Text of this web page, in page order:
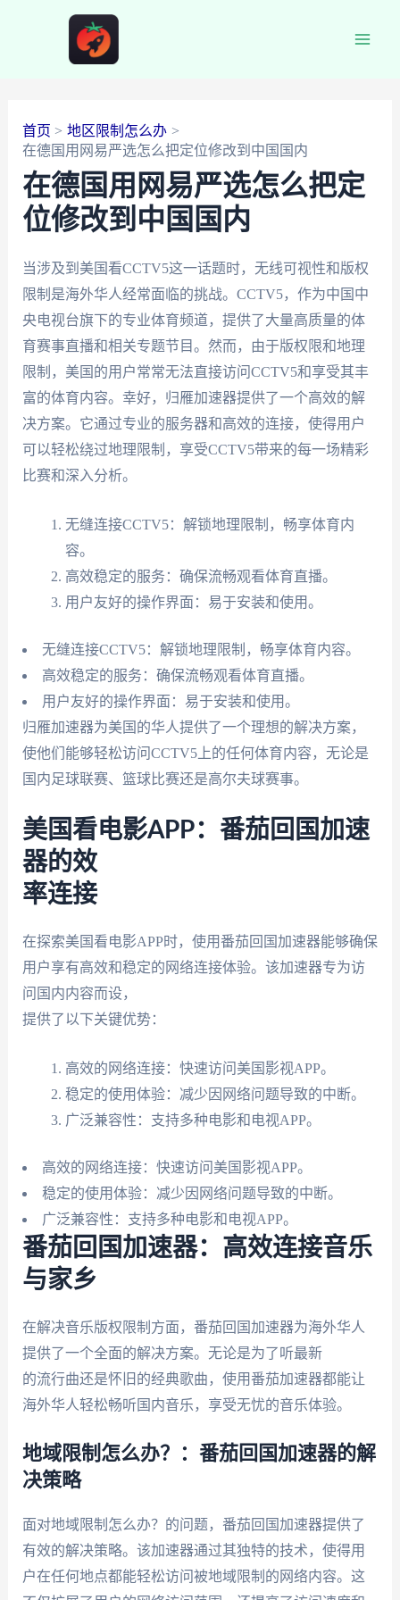
首页
地区限制怎么办
在德国用网易严选怎么把定位修改到中国国内
在德国用网易严选怎么把定
位修改到中国国内
当涉及到美国看CCTV5这一话题时，无线可视性和版权
限制是海外华人经常面临的挑战。CCTV5，作为中国中
央电视台旗下的专业体育频道，提供了大量高质量的体
育赛事直播和相关专题节目。然而，由于版权限和地理
限制，美国的用户常常无法直接访问CCTV5和享受其丰
富的体育内容。幸好，归雁加速器提供了一个高效的解
决方案。它通过专业的服务器和高效的连接，使得用户
可以轻松绕过地理限制，享受CCTV5带来的每一场精彩
比赛和深入分析。
无缝连接CCTV5：解锁地理限制，畅享体育内
容。
高效稳定的服务：确保流畅观看体育直播。
用户友好的操作界面：易于安装和使用。
无缝连接CCTV5：解锁地理限制，畅享体育内容。
高效稳定的服务：确保流畅观看体育直播。
用户友好的操作界面：易于安装和使用。
归雁加速器为美国的华人提供了一个理想的解决方案，
使他们能够轻松访问CCTV5上的任何体育内容，无论是
国内足球联赛、篮球比赛还是高尔夫球赛事。
美国看电影APP：番茄回国加速
器的效
率连接
在探索美国看电影APP时，使用番茄回国加速器能够确保
用户享有高效和稳定的网络连接体验。该加速器专为访
问国内内容而设，
提供了以下关键优势：
高效的网络连接：快速访问美国影视APP。
稳定的使用体验：减少因网络问题导致的中断。
广泛兼容性：支持多种电影和电视APP。
高效的网络连接：快速访问美国影视APP。
稳定的使用体验：减少因网络问题导致的中断。
广泛兼容性：支持多种电影和电视APP。
番茄回国加速器：高效连接音乐
与家乡
在解决音乐版权限制方面，番茄回国加速器为海外华人
提供了一个全面的解决方案。无论是为了听最新
的流行曲还是怀旧的经典歌曲，使用番茄加速器都能让
海外华人轻松畅听国内音乐，享受无忧的音乐体验。
地域限制怎么办？：番茄回国加速器的解
决策略
面对地域限制怎么办？的问题，番茄回国加速器提供了
有效的解决策略。该加速器通过其独特的技术，使得用
户在任何地点都能轻松访问被地域限制的网络内容。这